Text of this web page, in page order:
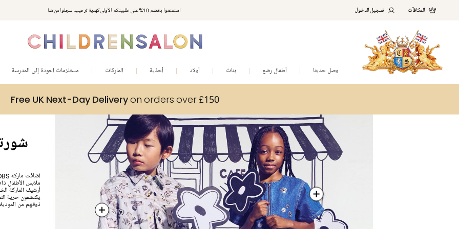
استمتعوا بخصم 10% على طلبيتكم الأولى كهدية ترحيب. سجلوا من هنا المكافآت تسجيل الدخول
وصل حديثا أطفال رضع بنات أولاد أحذية الماركات مستلزمات العودة إلى المدرسة
Free UK Next-Day Deliveryon orders over £150
ملابس الأطفال
أرشيف الماركة
يكتشفون حرية
ذوقهم من